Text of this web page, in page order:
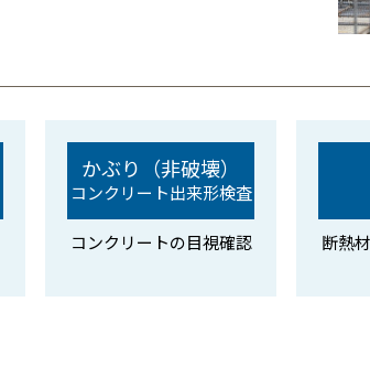
かぶり（非破壊）
コンクリート出来形検査
コンクリートの目視確認
断熱